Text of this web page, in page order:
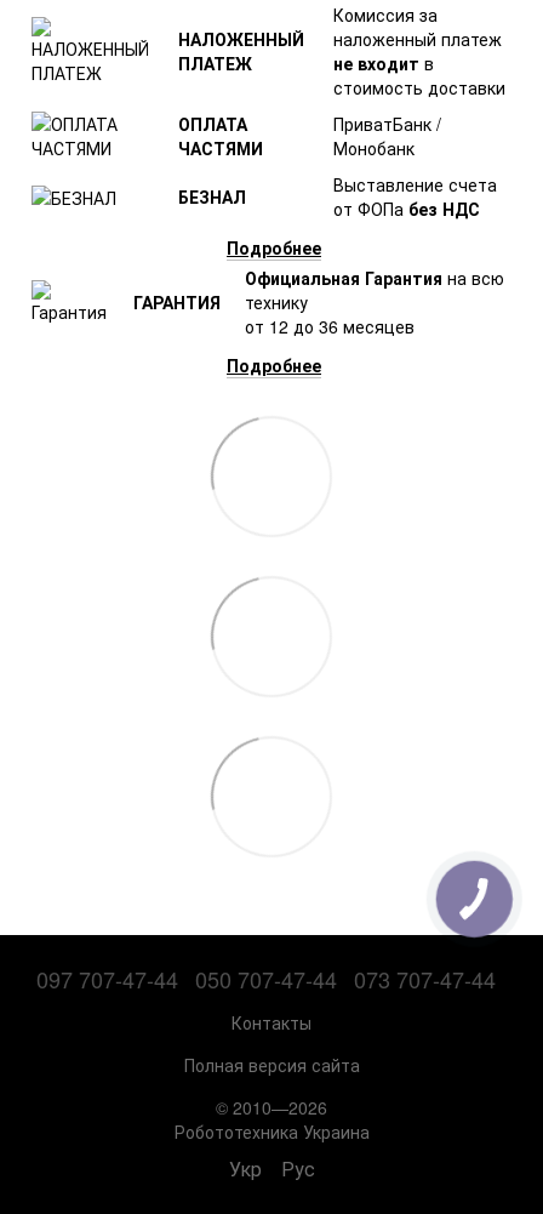
НАЛОЖЕННЫЙ
ПЛАТЕЖ
Комиссия за
наложенный платеж
не входит в
стоимость доставки
ОПЛАТА
ЧАСТЯМИ
ПриватБанк /
Монобанк
БЕЗНАЛ
Выставление счета
от ФОПа без НДС
Подробнее
ГАРАНТИЯ
Официальная Гарантия на всю
технику
от 12 до 36 месяцев
Подробнее
097 707-47-44 050 707-47-44 073 707-47-44
Контакты
Полная версия сайта
© 2010—2026
Робототехника Украина
Укр Рус